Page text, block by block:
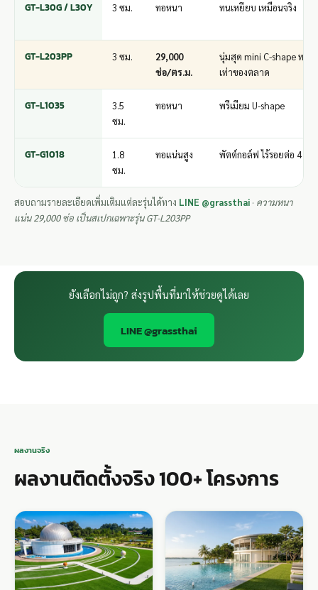
GT-L30G / L30Y 3 ซม. ทอหนา ทนเหยียบ เหมือนจริง
GT-L203PP 3 ซม.
29,000
ช่อ/ตร.ม.
นุ่มสุด mini C-shape ทอแ
เท่าของตลาด
GT-L1035
3.5
ซม.
ทอหนา พรีเมียม U-shape
GT-G1018
1.8
ซม.
ทอแน่นสูง พัตต์กอล์ฟ ไร้รอยต่อ 4 ม.
สอบถามรายละเอียดเพิ่มเติมแต่ละรุ่นได้ทาง LINE @grassthai · ความหนา
แน่น 29,000 ช่อ เป็นสเปกเฉพาะรุ่น GT-L203PP
ยังเลือกไม่ถูก? ส่งรูปพื้นที่มาให้ช่วยดูได้เลย
LINE @grassthai
ผลงานจริง
ผลงานติดตั้งจริง 100+ โครงการ